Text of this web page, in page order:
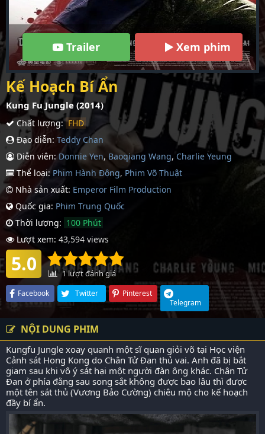
Trailer Xem phim
Kế Hoạch Bí Ẩn
Kung Fu Jungle (2014)
Chất lượng: FHD
Đạo diễn: Teddy Chan
Diễn viên: Donnie Yen, Baoqiang Wang, Charlie Yeung
Thể loại: Phim Hành Động, Phim Võ Thuật
Nhà sản xuất: Emperor Film Production
Quốc gia: Phim Trung Quốc
Thời lượng: 100 Phút
Lượt xem: 43,594 views
5.0 1lượt đánh giá
Facebook Twitter
Pinterest
Telegram
NỘI DUNG PHIM
Kungfu Jungle xoay quanh một sĩ quan giỏi võ tại Học viện
Cảnh sát Hong Kong do Chân Tử Đan thủ vai. Anh đã bị bắt
giam sau khi vô ý sát hại một người đàn ông khác. Chân Tử
Đan ở phía đằng sau song sắt không được bao lâu thì được
một tên sát thủ (Vương Bảo Cường) chiêu mộ cho kế hoạch
đầy bí ẩn.